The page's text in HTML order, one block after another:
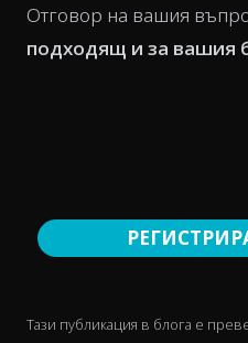
Отговор на вашия
подходящ и за вашия
Тази публикация в блога е